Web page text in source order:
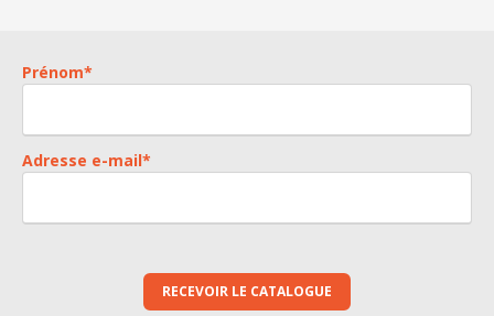
Prénom*
Adresse e-mail*
RECEVOIR LE CATALOGUE